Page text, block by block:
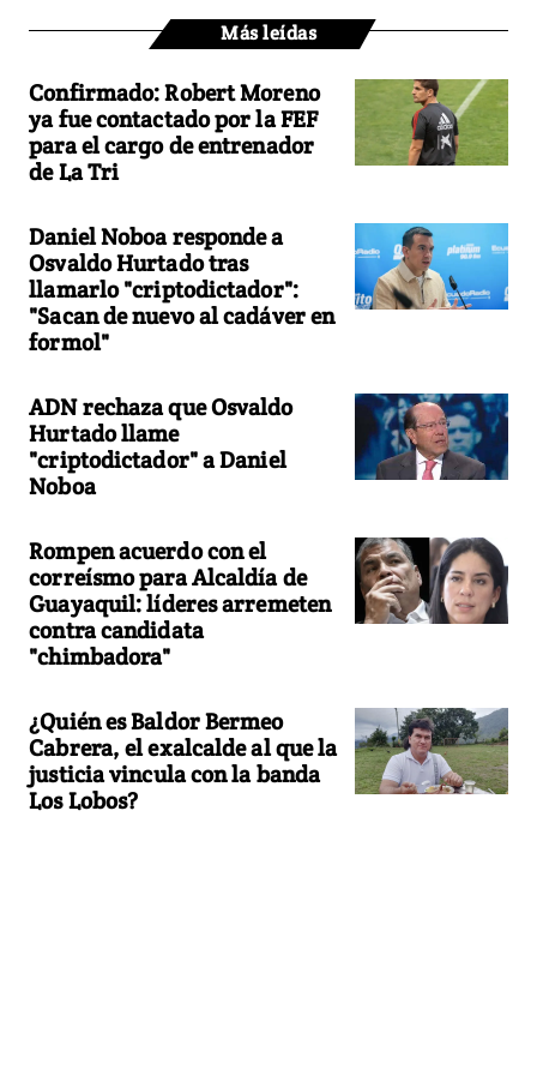
Más leídas
Confirmado: Robert Moreno
ya fue contactado por la FEF
para el cargo de entrenador
de La Tri
Daniel Noboa responde a
Osvaldo Hurtado tras
llamarlo "criptodictador":
"Sacan de nuevo al cadáver en
formol"
ADN rechaza que Osvaldo
Hurtado llame
"criptodictador" a Daniel
Noboa
Rompen acuerdo con el
correísmo para Alcaldía de
Guayaquil: líderes arremeten
contra candidata
"chimbadora"
¿Quién es Baldor Bermeo
Cabrera, el exalcalde al que la
justicia vincula con la banda
Los Lobos?